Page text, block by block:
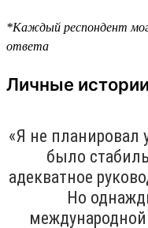
*Каждый респондент мог
ответа
Личные
«Я не планировал
было
адекватное
Но